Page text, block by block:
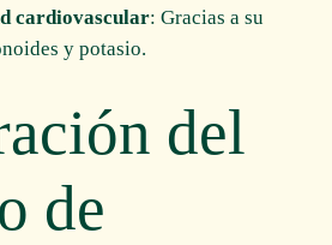
cardiovascular: Gracias a su
y potasio.
del
de